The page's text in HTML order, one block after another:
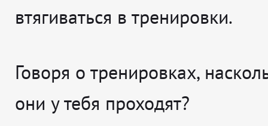
втягиваться в тренировки.
Говоря о тренировках,
они у тебя проходят?